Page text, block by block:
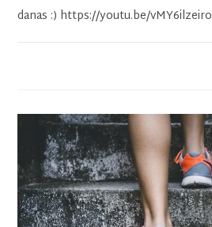
danas :) https://youtu.be/vMY6ilzeiro